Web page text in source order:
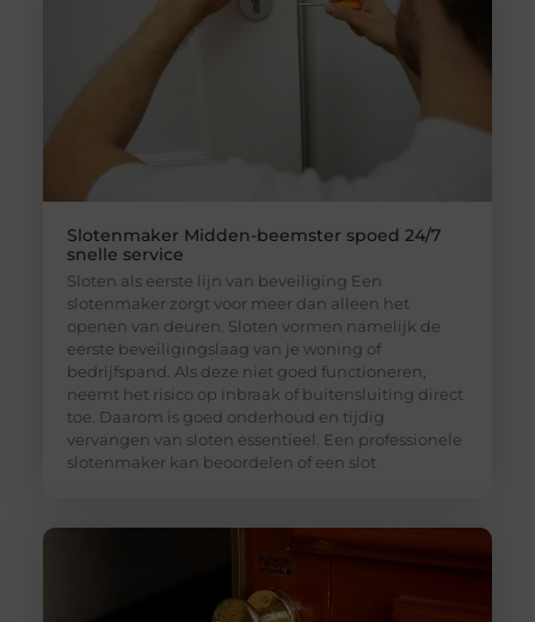
Slotenmaker Midden-beemster spoed 24/7
snelle service
Sloten als eerste lijn van beveiliging Een
slotenmaker zorgt voor meer dan alleen het
openen van deuren. Sloten vormen namelijk de
eerste beveiligingslaag van je woning of
bedrijfspand. Als deze niet goed functioneren,
neemt het risico op inbraak of buitensluiting direct
toe. Daarom is goed onderhoud en tijdig
vervangen van sloten essentieel. Een professionele
slotenmaker kan beoordelen of een slot